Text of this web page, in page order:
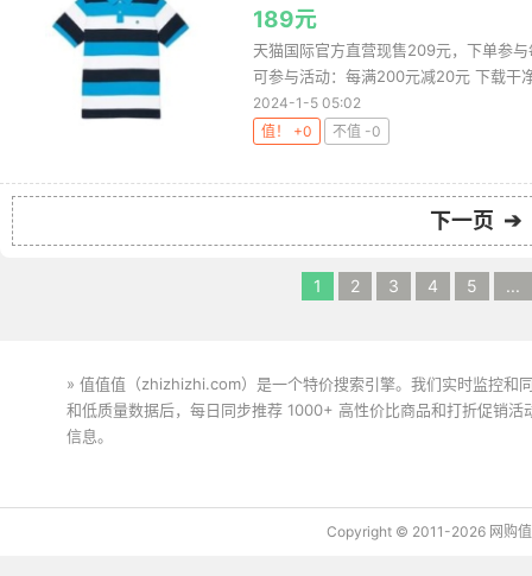
189元
天猫国际官方直营现售209元，下单参
可参与活动：每满200元减20元 下载干
2024-1-5 05:02
值！ +0
不值 -0
下一页 ➔
1 2 3 4 5 ...
» 值值值（zhizhizhi.com）是一个特价搜索引擎。我们实时监控和
和低质量数据后，每日同步推荐 1000+ 高性价比商品和打折促销
信息。
Copyright © 2011-2026 网购